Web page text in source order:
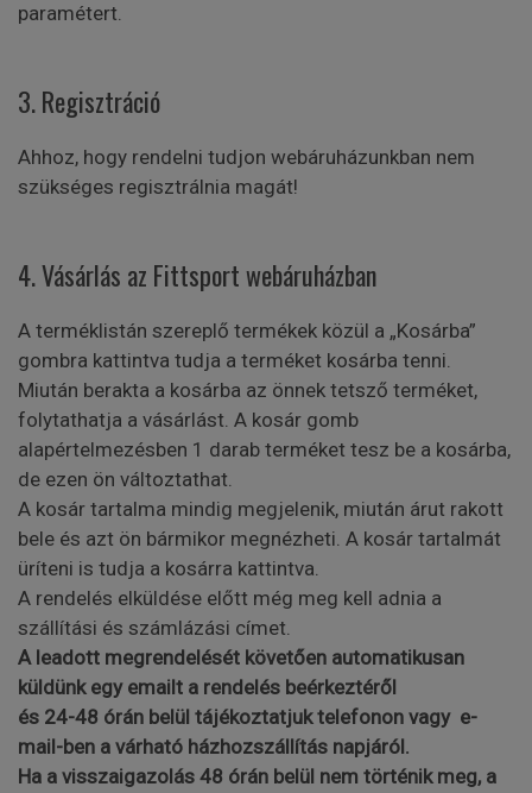
paramétert.
3. Regisztráció
Ahhoz, hogy rendelni tudjon webáruházunkban nem
szükséges regisztrálnia magát!
4. Vásárlás az Fittsport webáruházban
A terméklistán szereplő termékek közül a „Kosárba”
gombra kattintva tudja a terméket kosárba tenni.
Miután berakta a kosárba az önnek tetsző terméket,
folytathatja a vásárlást. A kosár gomb
alapértelmezésben 1 darab terméket tesz be a kosárba,
de ezen ön változtathat.
A kosár tartalma mindig megjelenik, miután árut rakott
bele és azt ön bármikor megnézheti. A kosár tartalmát
üríteni is tudja a kosárra kattintva.
A rendelés elküldése előtt még meg kell adnia a
szállítási és számlázási címet.
A leadott megrendelését követően automatikusan
küldünk egy emailt a rendelés beérkeztéről
és 24-48 órán belül tájékoztatjuk telefonon vagy e-
mail-ben a várható házhozszállítás napjáról.
Ha a visszaigazolás 48 órán belül nem történik meg, a